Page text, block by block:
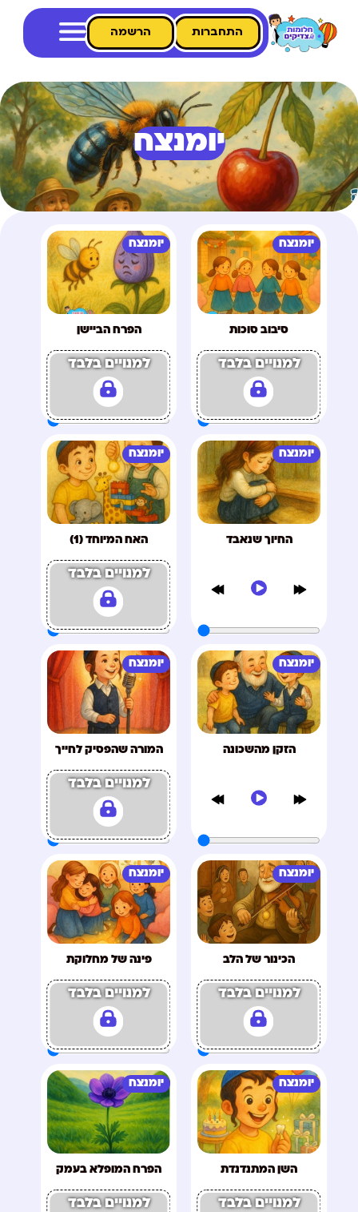
התחברות הרשמה
יומנצח
יומנצח
סיבוב סוכות
למנויים בלבד
יומנצח
הפרח הביישן
למנויים בלבד
יומנצח
החיוך שנאבד
יומנצח
האח המיוחד (1)
למנויים בלבד
יומנצח
הזקן מהשכונה
יומנצח
המורה שהפסיק לחייך
למנויים בלבד
יומנצח
הכינור של הלב
למנויים בלבד
יומנצח
פינה של מחלוקת
למנויים בלבד
יומנצח
השן המתנדנדת
למנויים בלבד
יומנצח
הפרח המופלא בעמק
למנויים בלבד